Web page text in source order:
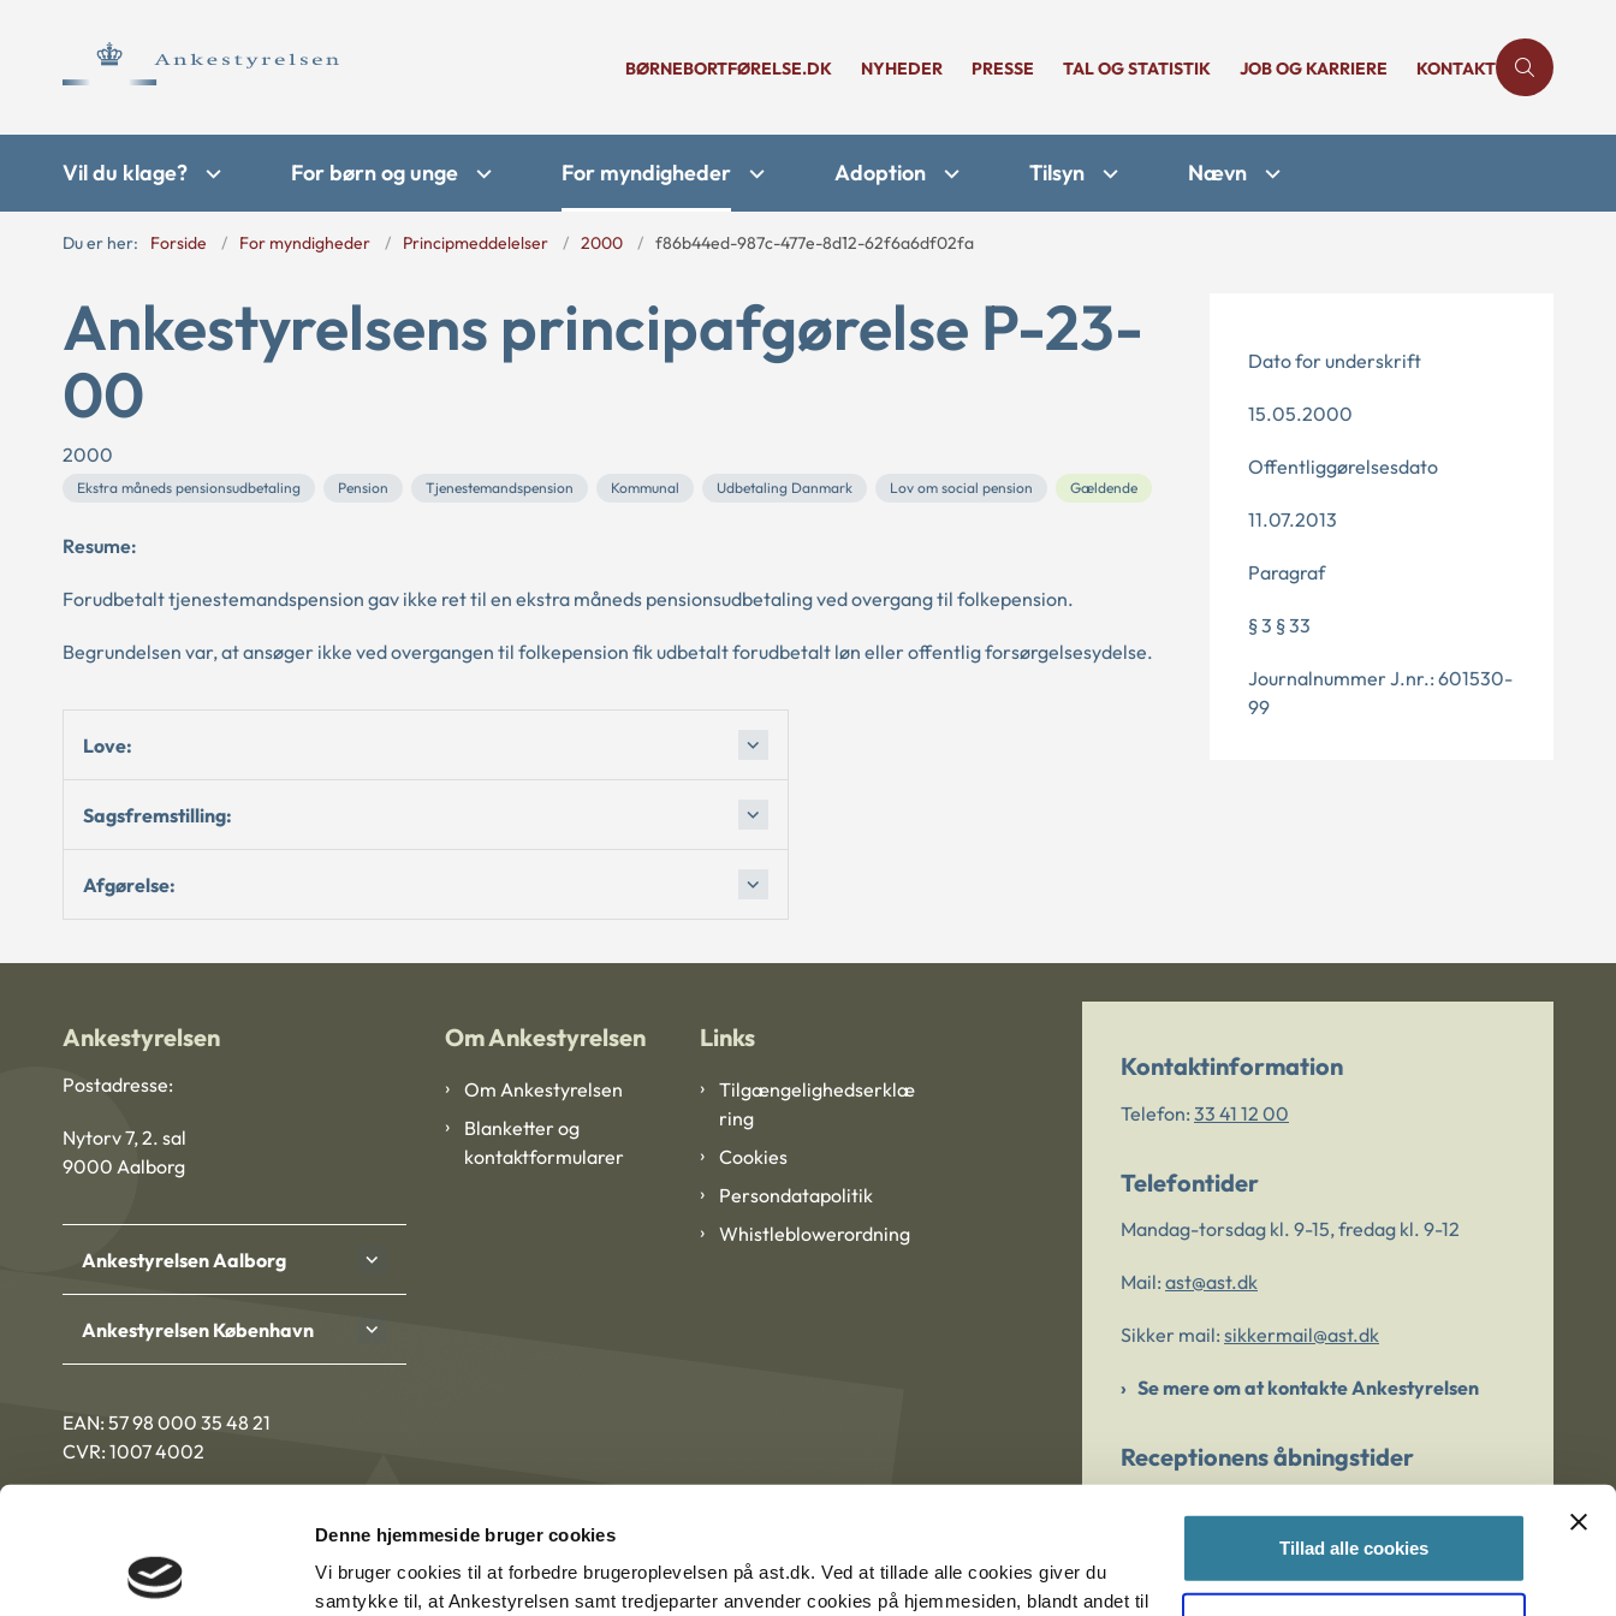
Denne hjemmeside bruger cookies
Vi bruger cookies til at forbedre brugeroplevelsen på ast.dk. Ved at tillade alle cookies giver du
samtykke til, at Ankestyrelsen samt tredjeparter anvender cookies på hjemmesiden, blandt andet til
Tillad alle cookies
BØRNEBORTFØRELSE.DK NYHEDER PRESSE TAL OG STATISTIK JOB OG KARRIERE KONTAKT
Vil du klage? For børn og unge For myndigheder Adoption Tilsyn Nævn
Du er her: Forside For myndigheder Principmeddelelser 2000 f86b44ed-987c-477e-8d12-62f6a6df02fa
Ankestyrelsens principafgørelse P-23-
00
2000
Ekstra måneds pensionsudbetaling Pension Tjenestemandspension Kommunal Udbetaling Danmark Lov om social pension Gældende
Resume:
Forudbetalt tjenestemandspension gav ikke ret til en ekstra måneds pensionsudbetaling ved overgang til folkepension.
Begrundelsen var, at ansøger ikke ved overgangen til folkepension fik udbetalt forudbetalt løn eller offentlig forsørgelsesydelse.
Love:
Sagsfremstilling:
Afgørelse:
Dato for underskrift
15.05.2000
Offentliggørelsesdato
11.07.2013
Paragraf
§ 3 § 33
Journalnummer J.nr.: 601530-
99
Ankestyrelsen
Postadresse:
Nytorv 7, 2. sal
9000 Aalborg
Ankestyrelsen Aalborg
Ankestyrelsen København
EAN: 57 98 000 35 48 21
CVR: 1007 4002
Om Ankestyrelsen
Om Ankestyrelsen
Blanketter og
kontaktformularer
Links
Tilgængelighedserklæ
ring
Cookies
Persondatapolitik
Whistleblowerordning
Kontaktinformation
Telefon: 33 41 12 00
Telefontider
Mandag-torsdag kl. 9-15, fredag kl. 9-12
Mail: ast@ast.dk
Sikker mail: sikkermail@ast.dk
Se mere om at kontakte Ankestyrelsen
Receptionens åbningstider
Er du bekymret for et barn/en ung?